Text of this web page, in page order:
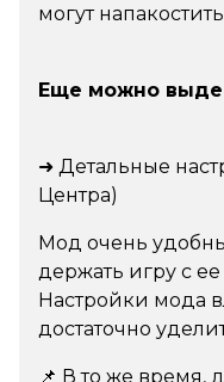
могут
Еще можно
➜ Детальные
Центра)
Мод очень
держать игру с
Настройки мода
достаточно
📌 В то же время,